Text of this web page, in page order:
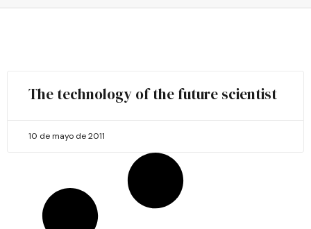
The technology of the future scientist
10 de mayo de 2011